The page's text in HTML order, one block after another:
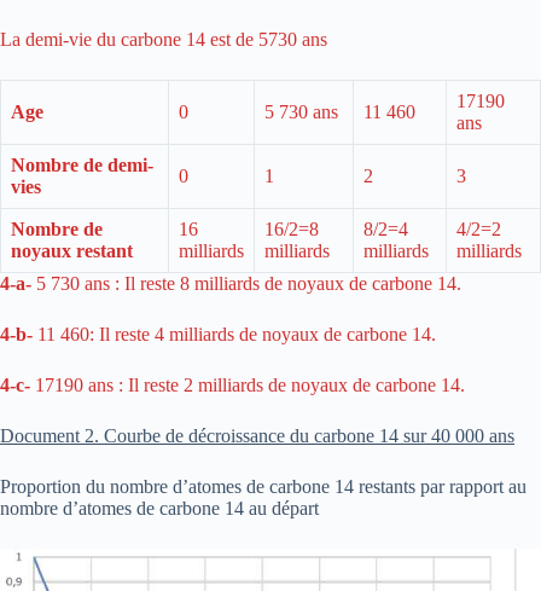
La demi-vie du carbone 14 est de 5730 ans
Age 0 5 730 ans 11 460
17190
ans
Nombre de demi-
vies
0 1 2 3
Nombre de
noyaux restant
16
milliards
16/2=8
milliards
8/2=4
milliards
4/2=2
milliards
4-a- 5 730 ans : Il reste 8 milliards de noyaux de carbone 14.
4-b- 11 460: Il reste 4 milliards de noyaux de carbone 14.
4-c- 17190 ans : Il reste 2 milliards de noyaux de carbone 14.
Document 2. Courbe de décroissance du carbone 14 sur 40 000 ans
Proportion du nombre d’atomes de carbone 14 restants par rapport au
nombre d’atomes de carbone 14 au départ